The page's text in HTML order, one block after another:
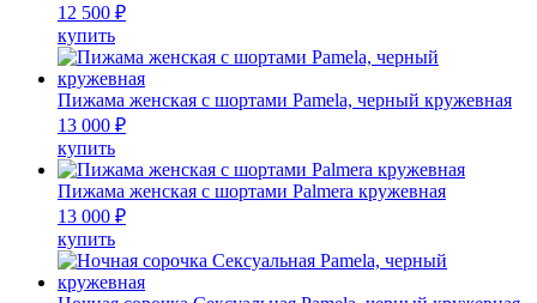
12 500 ₽
купитьЭтот
товар
имеет
несколько
вариаций.
можно
выбрать
на
странице
товара.
Пижама женская с шортами Pamela, черный кружевная
13 000 ₽
купитьЭтот
товар
имеет
несколько
Опции
можно
выбрать
Пижама женская с шортами Palmera кружевная
13 000 ₽
купитьЭтот
товар
имеет